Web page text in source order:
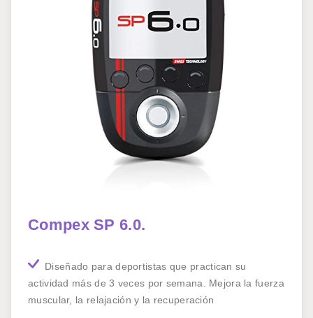
Compex SP 6.0.
Diseñado para deportistas que practican su
actividad más de 3 veces por semana. Mejora la fuerza
muscular, la relajación y la recuperación